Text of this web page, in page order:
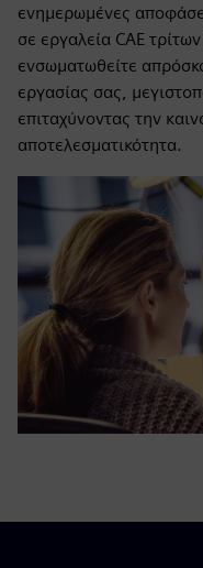
ενημερωμένες
σε εργαλεία CAE
ενσωματωθείτε
εργασίας σας,
επιταχύνοντας την
αποτελεσματικότητα.